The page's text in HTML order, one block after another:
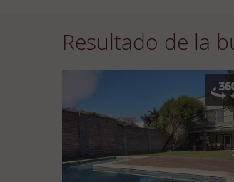
Resultado de la